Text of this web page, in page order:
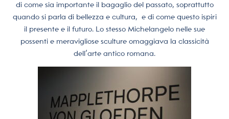
di come sia importante il bagaglio del passato, soprattutto
quando si parla di bellezza e cultura, e di come questo ispiri
il presente e il futuro. Lo stesso Michelangelo nelle sue
possenti e meravigliose sculture omaggiava la classicità
dell’arte antico romana.